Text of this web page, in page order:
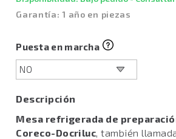
Garantía: 1 año en piezas
Puesta en marcha
Descripción
Mesa refrigerada de
Coreco-Docriluc, también